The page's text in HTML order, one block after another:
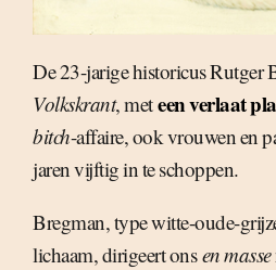
De 23-jarige historicus Rutger
Volkskrant, meteen verlaat
bitch-affaire, ook vrouwen en
jaren vijftig in te schoppen.
Bregman, type witte-oude-
lichaam, dirigeert onsen masse